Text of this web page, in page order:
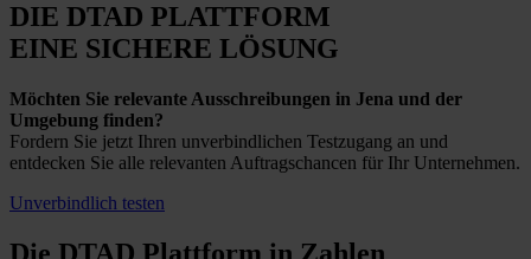
DIE DTAD PLATTFORM
EINE SICHERE LÖSUNG
Möchten Sie relevante Ausschreibungen in Jena und der
Umgebung finden?
Fordern Sie jetzt Ihren unverbindlichen Testzugang an und
entdecken Sie alle relevanten Auftragschancen für Ihr Unternehmen.
Unverbindlich testen